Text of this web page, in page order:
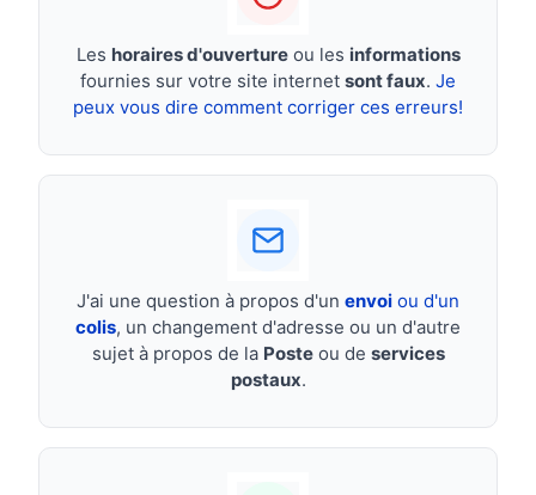
Les horaires d'ouvertureou les informations
fournies sur votre site internet sont faux. Je
peux vous dire comment corriger ces erreurs!
J'ai une question à propos d'un envoi ou d'un
colis, un changement d'adresse ou un d'autre
sujet à propos de la Posteou de services
postaux.